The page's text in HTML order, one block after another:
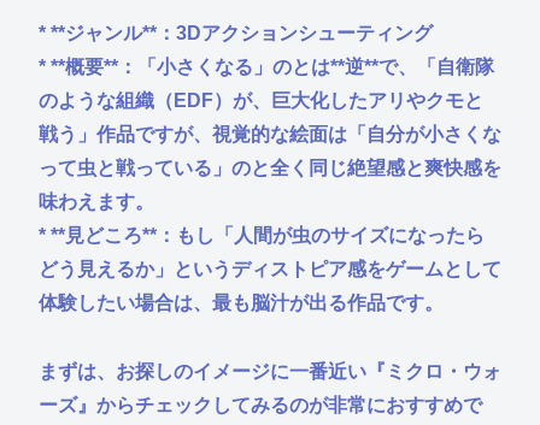
* **ジャンル**：3Dアクションシューティング
* **概要**：「小さくなる」のとは**逆**で、「自衛隊
のような組織（EDF）が、巨大化したアリやクモと
戦う」作品ですが、視覚的な絵面は「自分が小さくな
って虫と戦っている」のと全く同じ絶望感と爽快感を
味わえます。
* **見どころ**：もし「人間が虫のサイズになったら
どう見えるか」というディストピア感をゲームとして
体験したい場合は、最も脳汁が出る作品です。
まずは、お探しのイメージに一番近い『ミクロ・ウォ
ーズ』からチェックしてみるのが非常におすすめで